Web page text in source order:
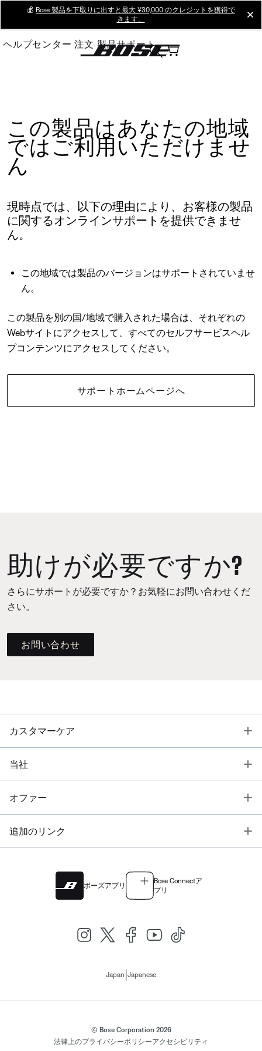
Main
💰 Bose 製品を下取りに出すと最大 ¥30,000 のクレジットを獲得で
きます。
ヘルプセンター 注文 製品サポート
この製品はあなたの地域
ではご利用いただけませ
ん
現時点では、以下の理由により、お客様の製品
に関するオンラインサポートを提供できませ
ん。
この地域では製品のバージョンはサポートされていませ
ん。
この製品を別の国/地域で購入された場合は、それぞれの
Webサイトにアクセスして、すべてのセルフサービスヘル
プコンテンツにアクセスしてください。
サポートホームページへ
助けが必要ですか?
さらにサポートが必要ですか？お気軽にお問い合わせくだ
さい。
お問い合わせ
カスタマーケア
当社
オファー
追加のリンク
ボーズアプリ
Bose Connectア
プリ
Japan Japanese
© Bose Corporation 2026
法律上のプライバシーポリシーアクセシビリティ